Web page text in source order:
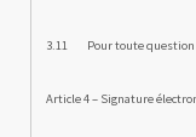
3.11 Pour toute question
Article 4 – Signature